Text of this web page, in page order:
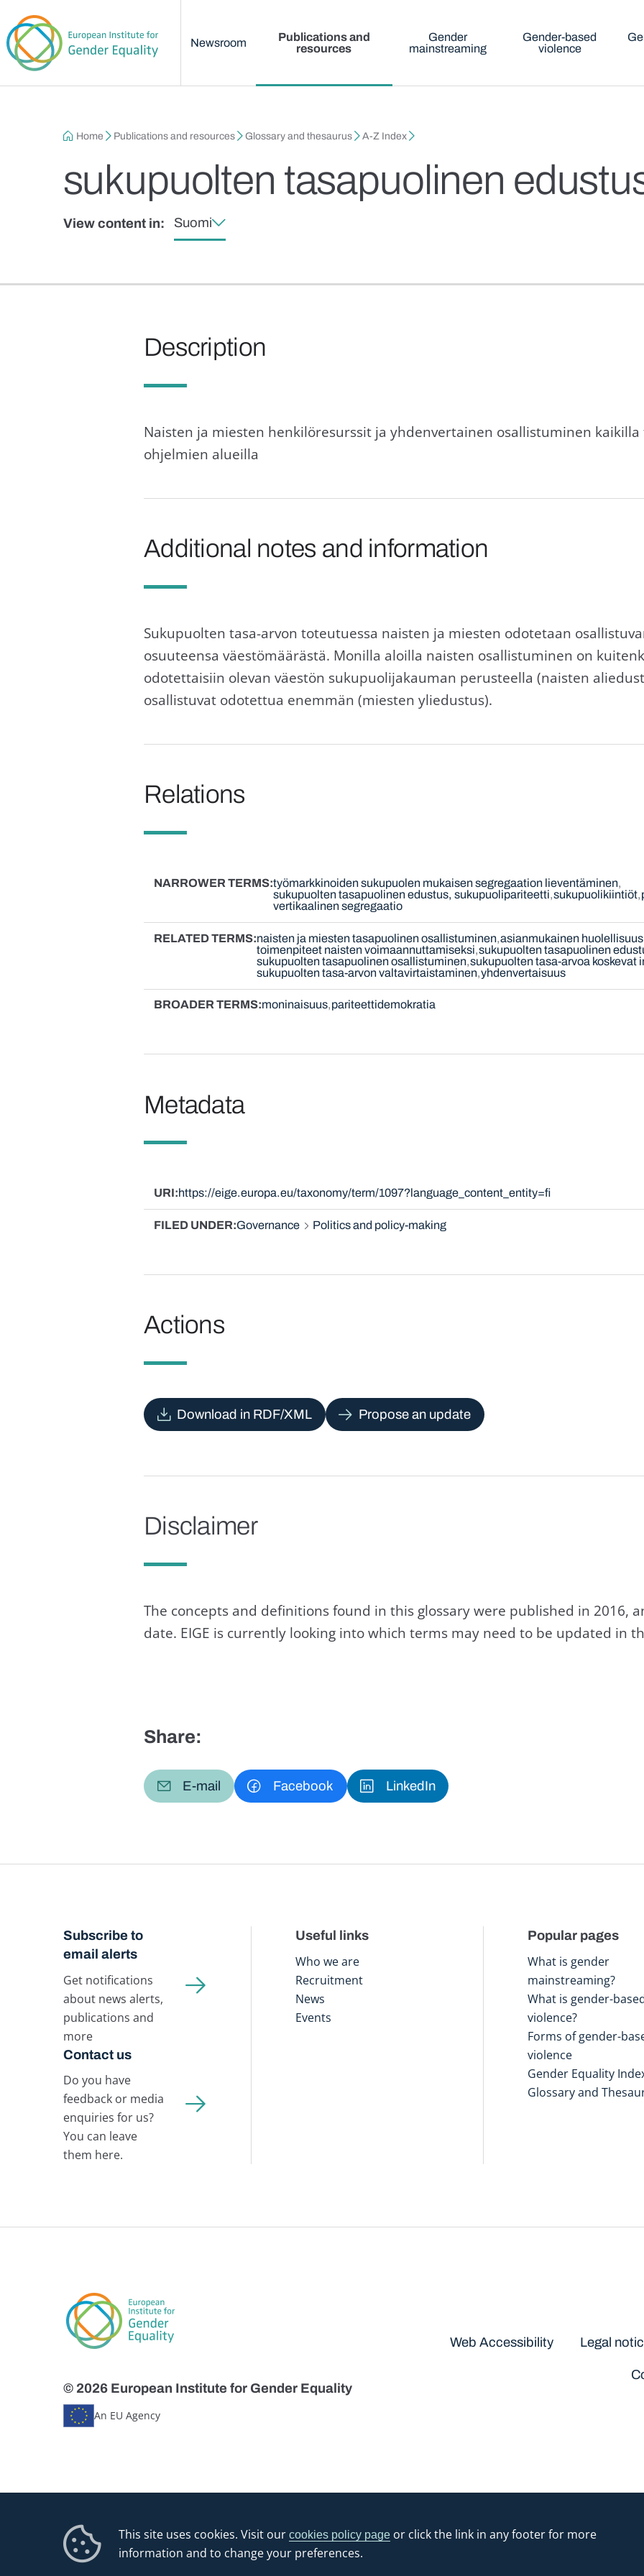
This site uses cookies. Visit ourcookies policy page or click the link in any footer for more
information and to change your preferences.
Newsroom
Publications and
resources
Gender
mainstreaming
Gender-based
violence
Breadcrumb
Home Publications and resources Glossary and thesaurus A-Z Index
sukupuolten tasapuolinen
View content in: Suomi
Description
Naisten ja miesten henkilöresurssit ja yhdenvertainen osallistuminen
ohjelmien alueilla
Additional notes and information
Sukupuolten tasa-arvon toteutuessa naisten ja miesten odotetaan
osuuteensa väestömäärästä. Monilla aloilla naisten osallistuminen on
odotettaisiin olevan väestön sukupuolijakauman perusteella (naisten
osallistuvat odotettua enemmän (miesten yliedustus).
Relations
NARROWER TERMS työmarkkinoiden sukupuolen mukaisen segregaation lieventäminen
sukupuolten tasapuolinen edustus, sukupuolipariteetti sukupuolikiintiöt
vertikaalinen segregaatio
RELATED TERMS naisten ja miesten tasapuolinen osallistuminen asianmukainen huolellisuus
toimenpiteet naisten voimaannuttamiseksi sukupuolten tasapuolinen
sukupuolten tasapuolinen osallistuminen sukupuolten tasa-arvoa
sukupuolten tasa-arvon valtavirtaistaminen yhdenvertaisuus
BROADER TERMS moninaisuus pariteettidemokratia
Metadata
URI https://eige.europa.eu/taxonomy/term/1097?language_content_entity=fi
FILED UNDER Governance Politics and policy-making
Actions
Download in RDF/XML Propose an update
Disclaimer
The concepts and definitions found in this glossary were published in 2016,
date. EIGE is currently looking into which terms may need to be updated in
Share:
E-mail Facebook LinkedIn
Subscribe to
email alerts
Get notifications
about news alerts,
publications and
more
Contact us
Do you have
feedback or media
enquiries for us?
You can leave
them here.
Useful links
Who we are
Recruitment
News
Events
Popular pages
What is gender
mainstreaming?
What is gender-
violence?
Forms of gender-
violence
Gender Equality
Glossary and
© 2026 European Institute for Gender Equality
An EU Agency
Web Accessibility Legal